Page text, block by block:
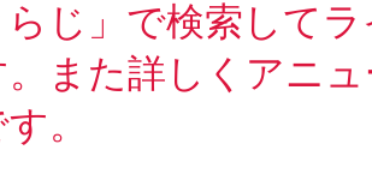
らじ」で検索して
また詳しくアニ
。